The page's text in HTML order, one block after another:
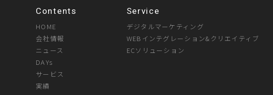
Contents
HOME
会社情報
ニュース
DAYs
サービス
実績
Service
デジタルマーケティング
WEBインテグレーション&クリエイティブ
ECソリューション